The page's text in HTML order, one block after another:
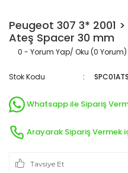
Peugeot 307 3* 2001
Ateş Spacer 30 mm
0 - Yorum Yap/ Oku (0 Yorum)
Stok Kodu
Whatsapp ile Sipariş
Arayarak Sipariş Vermek
Tavsiye Et